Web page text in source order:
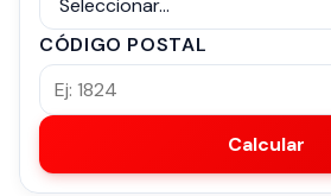
CÓDIGO POSTAL
Calcular